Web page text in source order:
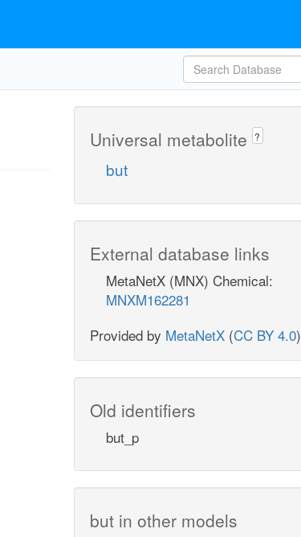
Universal metabolite ?
but
External database links
MetaNetX (MNX) Chemical:
MNXM162281
Provided by MetaNetX (CC BY 4.0)
Old identifiers
but_p
but in other models